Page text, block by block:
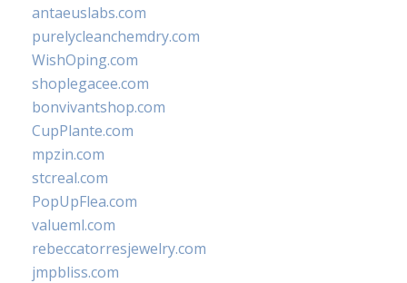
antaeuslabs.com
purelycleanchemdry.com
WishOping.com
shoplegacee.com
bonvivantshop.com
CupPlante.com
mpzin.com
stcreal.com
PopUpFlea.com
valueml.com
rebeccatorresjewelry.com
jmpbliss.com